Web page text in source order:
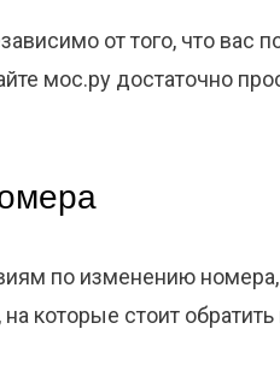
от того, что вас
мос.ру достаточно
по изменению
которые стоит